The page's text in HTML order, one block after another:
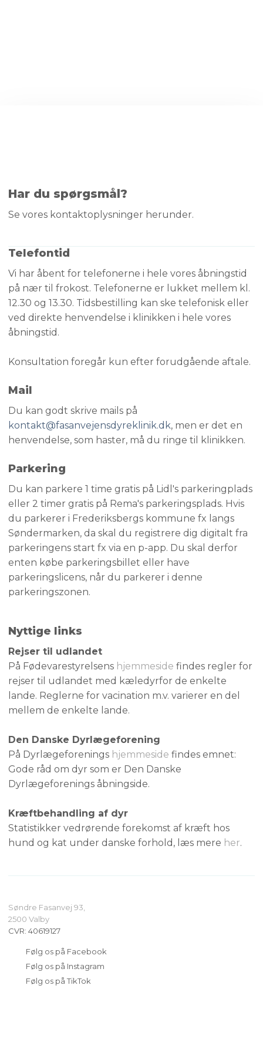
Har du spørgsmål?
Se vores kontaktoplysninger​ herunder.
Telefontid
Vi har åbent for telefonerne i hele vores åbningstid
på nær til frokost. Telefonerne er lukket mellem kl.
12.30 og 13.30. Tidsbestilling kan ske telefonisk eller
ved direkte henvendelse i klinikken i hele vores
åbningstid.
Konsultation foregår kun efter forudgående aftale.
Mail
Du kan godt skrive mails på
kontakt@fasanvejensdyreklinik.dk, men er det en
henvendelse, som haster, må du ringe til klinikken.
Parkering​
​Du kan parkere 1 time gratis på Lidl's parkeringplads
eller 2 timer gratis på Rema's parkeringsplads. Hvis
du parkerer i Frederiksbergs kommune fx langs
Søndermarken, da skal du registrere dig digitalt fra
parkeringens start fx via en p-app. Du skal derfor
enten købe parkeringsbillet eller have
parkeringslicens, når du parkerer i denne
parkeringszonen.
Nyttige links
Rejser til udlandet
På Fødevarestyrelsens hjemmeside findes regler for
rejser til udlandet med kæledyrfor de enkelte
lande. Reglerne for vacination m.v. varierer en del
mellem de enkelte lande.
Den Danske Dyrlægeforening
På Dyrlægeforenings hjemmeside ​findes emnet:
Gode råd om dyr som er Den Danske
Dyrlægeforenings åbningside.
Kræftbehandling af dyr
Statistikker vedrørende forekomst af kræft hos
hund og kat under danske forhold, læs mere her.
Søndre Fasanvej 93,
​2500 Valby
CVR​: 40619127
​Følg os på Facebook
​Følg os på Instagram
​Følg os på TikTok